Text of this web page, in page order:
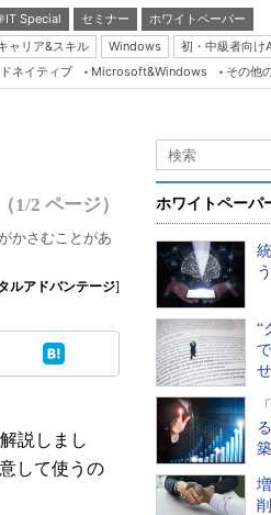
IT Special セミナー
ホワイトペーパー
ャリア&スキル Windows 初・中級者向け
Server & Storage
Database Expert
Linux ＆ OSS
Master of IP Network
Security & Trust
ブログ
ネイティブ Microsoft&Windows その他
（1/2 ページ）
かさむことがあ
ルアドバンテージ]
説しまし
して使うの
ホワイトペーパ
“